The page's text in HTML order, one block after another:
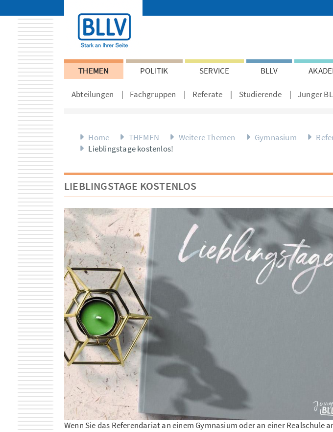
THEMEN POLITIK SERVICE BLLV
Abteilungen Fachgruppen Referate Studierende Junger
Home THEMEN Weitere Themen Gymnasium
Lieblingstage kostenlos!
LIEBLINGSTAGE KOSTENLOS
Wenn Sie das Referendariat an einem Gymnasium oder an einer Realschule